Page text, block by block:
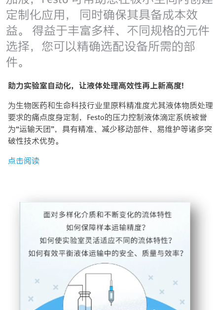
定制化应用， 同时确保其具备成本效
益。 得益于丰富多样、不同规格的元件
选择，您可以精确选配设备所需的部
件。
助力实验室自动化，让液体处理高效性再上新高度!
为生物医药和生命科技行业里原料精准度尤其液体物质处理
要求的痛点度身定制，Festo的压力控制液体滴定系统被誉
为“运输天团”，具有精准、减少移动部件、易维护等诸多突
破性技术优势。
点击阅读